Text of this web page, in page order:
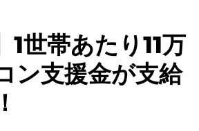
1世帯あたり11万
ン支援金が支給